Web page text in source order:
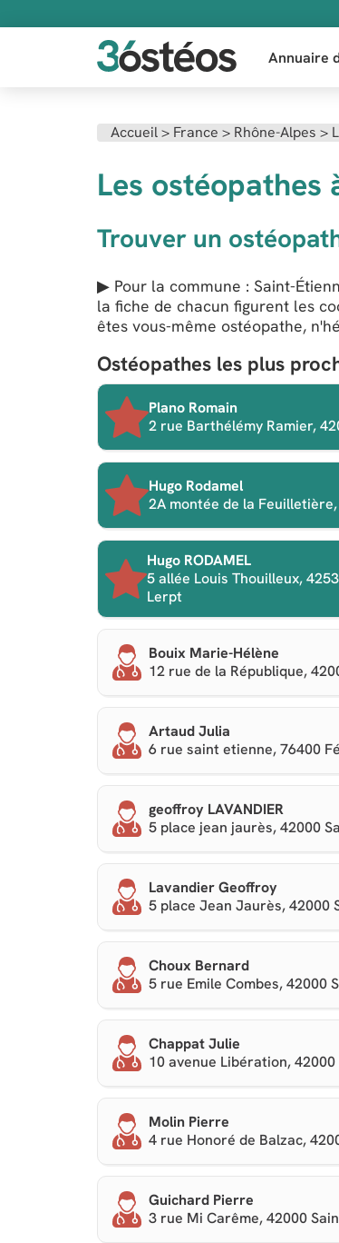
Annuaire
Accueil> France > Rhône-Alpes >
Les ostéopathes
Trouver un
▶ Pour la commune : Saint-
la fiche de chacun figurent les
êtes vous-même ostéopathe,
Ostéopathes les plus
Plano Romain
2 rue Barthélémy Ramier,
Hugo Rodamel
2A montée de la
Hugo RODAMEL
5 allée Louis Thouilleux,
Lerpt
Bouix Marie-Hélène
12 rue de la République,
Artaud Julia
6 rue saint etienne, 76400
geoffroy LAVANDIER
5 place jean jaurès, 42000
Lavandier Geoffroy
5 place Jean Jaurès, 42000
Choux Bernard
5 rue Emile Combes, 42000
Chappat Julie
10 avenue Libération,
Molin Pierre
4 rue Honoré de Balzac,
Guichard Pierre
3 rue Mi Carême, 42000